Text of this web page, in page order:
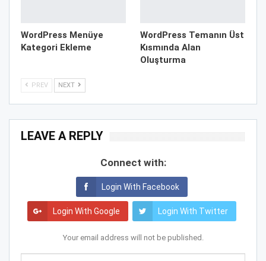
WordPress Menüye
Kategori Ekleme
WordPress Temanın Üst
Kısmında Alan
Oluşturma
PREV NEXT
LEAVE A REPLY
Connect with:
Login With Facebook
Login With Google Login With Twitter
Your email address will not be published.